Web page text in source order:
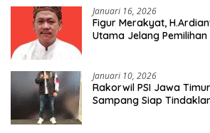
Januari 16, 2026
Figur Merakyat,
Utama Jelang Pemilihan
Januari 10, 2026
Rakorwil PSI Jawa
Sampang Siap